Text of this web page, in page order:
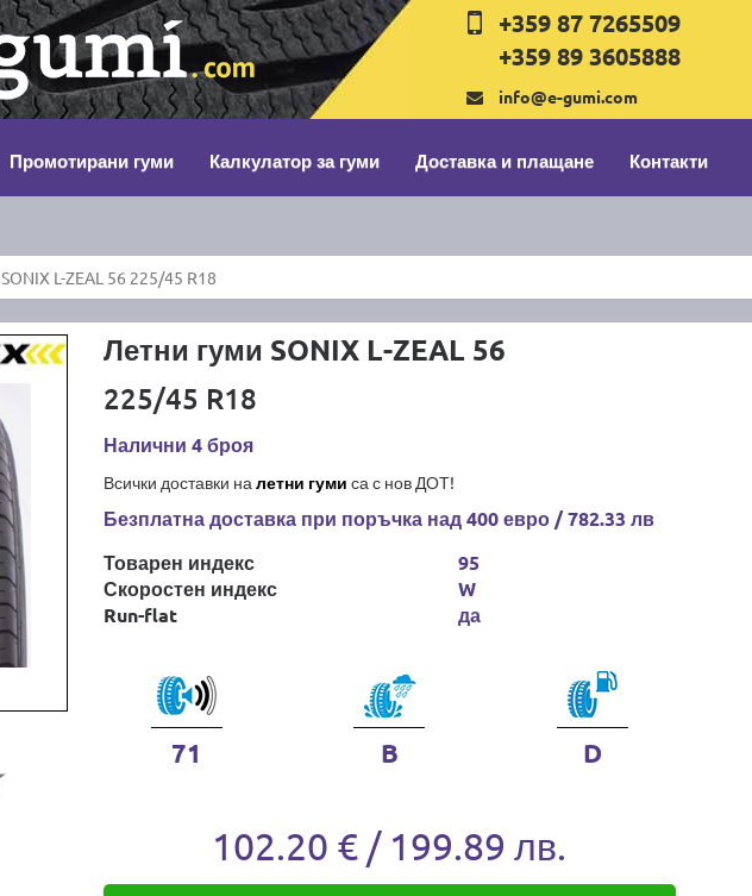
+359 87 7265509
+359 89 3605888
info@e-gumi.com
Промотирани гуми Калкулатор за гуми Доставка и плащане Контакти
SONIX L-ZEAL 56 225/45 R18
Летни гуми SONIX L-ZEAL 56
225/45 R18
Налични 4 броя
Всички доставки на летни гуми са с нов ДОТ!
Безплатна доставка при поръчка над 400 евро / 782.33 лв
Товарен индекс
Скоростен индекс
Run-flat
95
W
да
71 B D
102.20 € / 199.89 лв.